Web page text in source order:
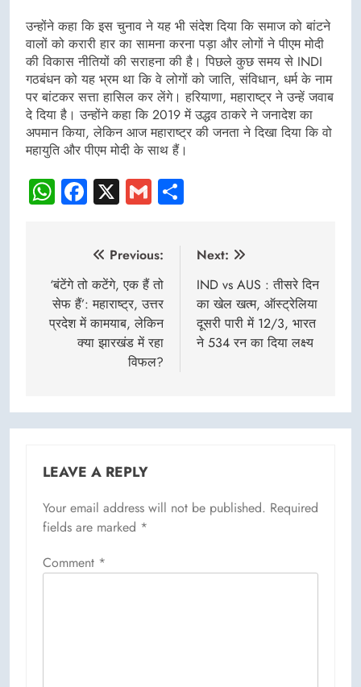
उन्होंने कहा कि इस चुनाव ने यह भी संदेश दिया कि समाज को बांटने
वालों को करारी हार का सामना करना पड़ा और लोगों ने पीएम मोदी
की विकास नीतियों की सराहना की है। पिछले कुछ समय से INDI
गठबंधन को यह भ्रम था कि वे लोगों को जाति, संविधान, धर्म के नाम
पर बांटकर सत्ता हासिल कर लेंगे। हरियाणा, महाराष्ट्र ने उन्हें जवाब
दे दिया है। उन्होंने कहा कि 2019 में उद्धव ठाकरे ने जनादेश का
अपमान किया, लेकिन आज महाराष्ट्र की जनता ने दिखा दिया कि वो
महायुति और पीएम मोदी के साथ हैं।
WhatsApp
Facebook
X Gmail
navigation
Previous:
‘बंटेंगे तो कटेंगे, एक हैं तो
सेफ हैं’: महाराष्ट्र, उत्तर
प्रदेश में कामयाब, लेकिन
क्या झारखंड में रहा
विफल?
Next:
IND vs AUS : तीसरे दिन
का खेल खत्म, ऑस्ट्रेलिया
दूसरी पारी में 12/3, भारत
ने 534 रन का दिया लक्ष्य
LEAVE A REPLY
Your email address will not be published. Required
fields are marked *
Comment *